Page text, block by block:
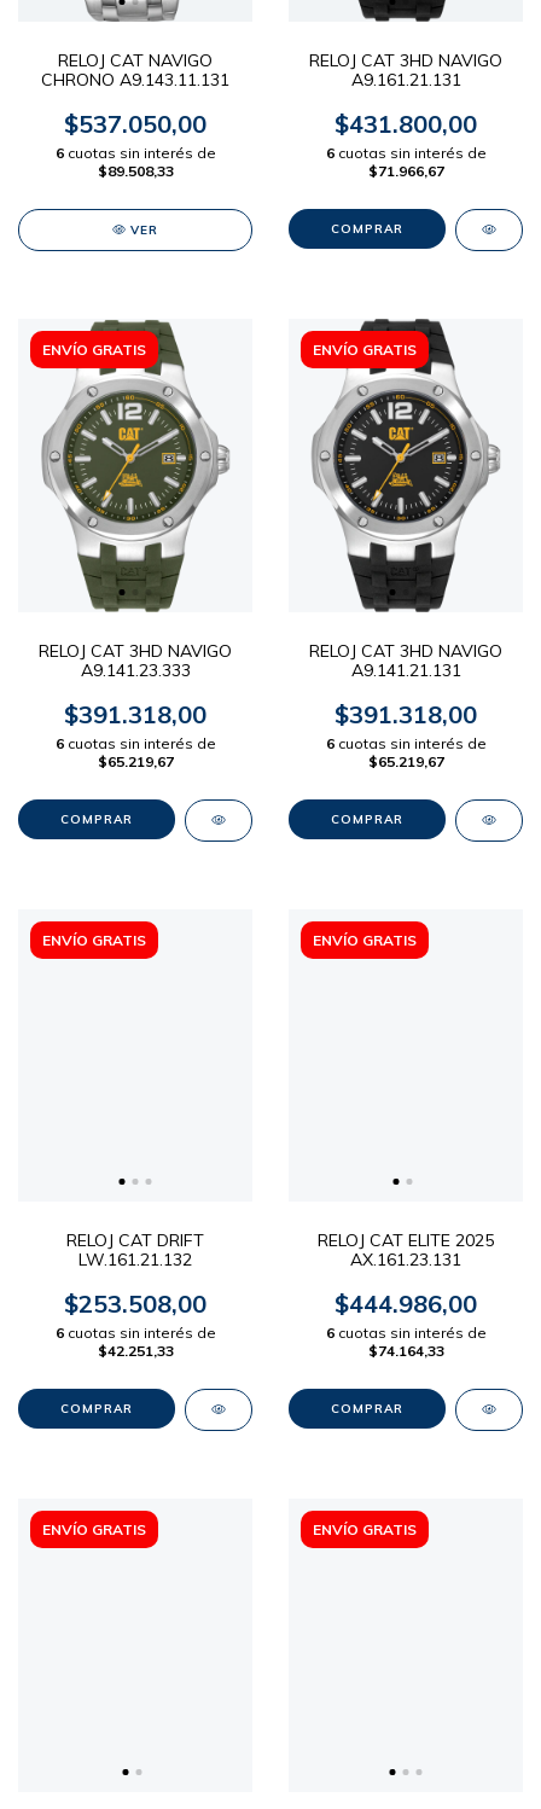
RELOJ CAT NAVIGO
CHRONO A9.143.11.131
$537.050,00
6 cuotas sin interés de
$89.508,33
VER
RELOJ CAT 3HD NAVIGO
A9.161.21.131
$431.800,00
6 cuotas sin interés de
$71.966,67
ENVÍO GRATIS
RELOJ CAT 3HD NAVIGO
A9.141.23.333
$391.318,00
6 cuotas sin interés de
$65.219,67
ENVÍO GRATIS
RELOJ CAT 3HD NAVIGO
A9.141.21.131
$391.318,00
6 cuotas sin interés de
$65.219,67
ENVÍO GRATIS
RELOJ CAT DRIFT
LW.161.21.132
$253.508,00
6 cuotas sin interés de
$42.251,33
ENVÍO GRATIS
RELOJ CAT ELITE 2025
AX.161.23.131
$444.986,00
6 cuotas sin interés de
$74.164,33
ENVÍO GRATIS ENVÍO GRATIS